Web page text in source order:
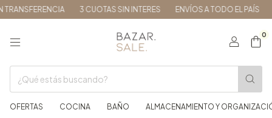
3 CUOTAS SIN INTERES ENVÍOS A TODO EL PAÍS
0
OFERTAS COCINA BAÑO ALMACENAMIENTO Y